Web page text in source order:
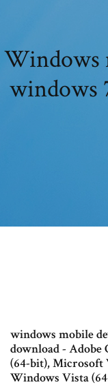
Windows
windows
windows mobile
download - Adobe
(64-bit), Microsoft
Windows Vista